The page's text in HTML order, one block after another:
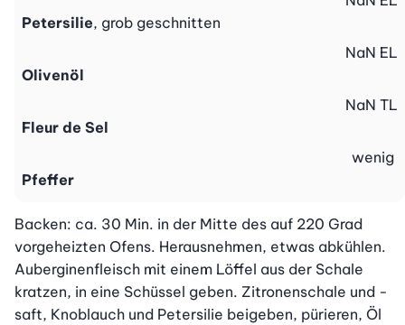
Petersilie, grob geschnitten
Olivenöl
NaN EL
Fleur de Sel
NaN TL
Pfeffer
wenig
Backen: ca. 30 Min. in der Mitte des auf 220 Grad
vorgeheizten Ofens. Herausnehmen, etwas abkühlen.
Auberginenfleisch mit einem Löffel aus der Schale
kratzen, in eine Schüssel geben. Zitronenschale und -
saft, Knoblauch und Petersilie beigeben, pürieren, Öl